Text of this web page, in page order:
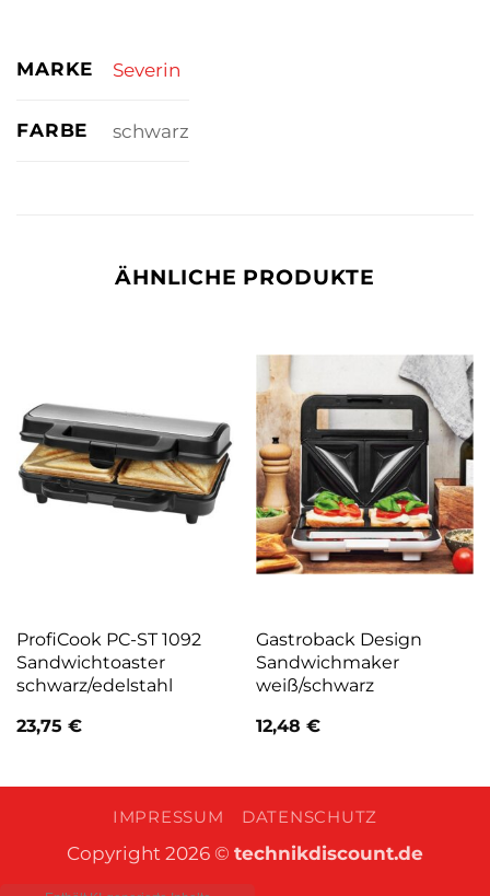
MARKE Severin
FARBE schwarz
ÄHNLICHE PRODUKTE
ProfiCook PC-ST 1092
Sandwichtoaster
schwarz/edelstahl
23,75 €
Gastroback Design
Sandwichmaker
weiß/schwarz
12,48 €
IMPRESSUM DATENSCHUTZ
Copyright 2026 © technikdiscount.de